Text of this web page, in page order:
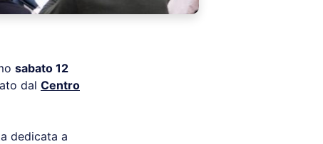
sabato 12
dal Centro
dedicata a